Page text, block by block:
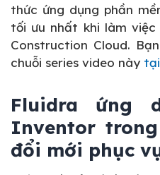
thức ứng dụng phần
tối ưu nhất khi làm
Construction Cloud.
chuỗi series video này
Fluidra ứng
Inventor
đổi mới phục